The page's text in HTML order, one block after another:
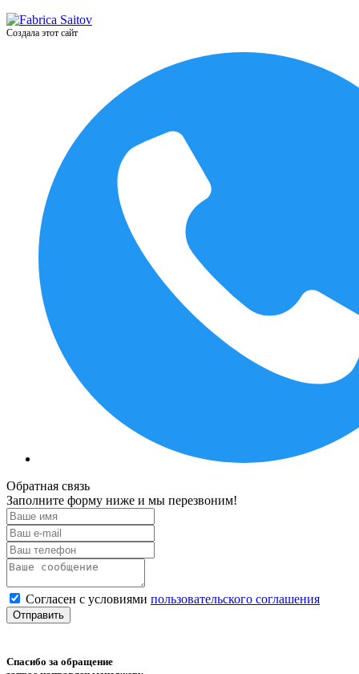
Создала этот сайт
Обратная связь
Заполните форму ниже и мы перезвоним!
Согласен с условиями пользовательского соглашения
Отправить
Спасибо за обращение